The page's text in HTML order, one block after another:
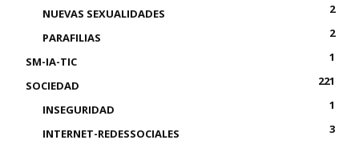
NUEVAS SEXUALIDADES
2
PARAFILIAS
2
SM-IA-TIC
1
SOCIEDAD
221
INSEGURIDAD
1
INTERNET-REDESSOCIALES
3